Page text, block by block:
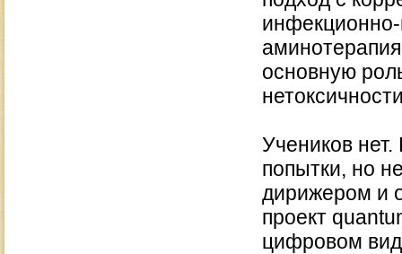
основную
Учеников
попытки, но
дирижером и
проект
цифровом